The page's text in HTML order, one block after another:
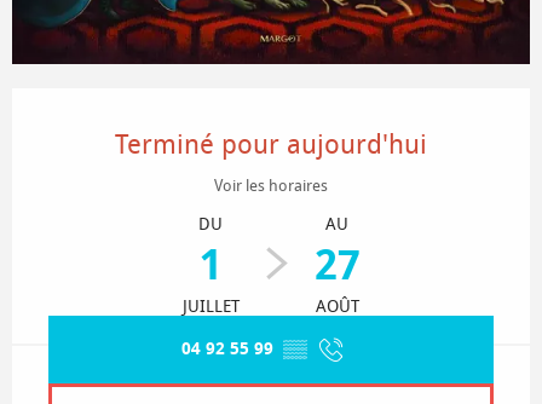
Terminé pour aujourd'hui
Voir les horaires
DU
1
JUILLET
AU
27
AOÛT
04 92 55 99 ▒▒